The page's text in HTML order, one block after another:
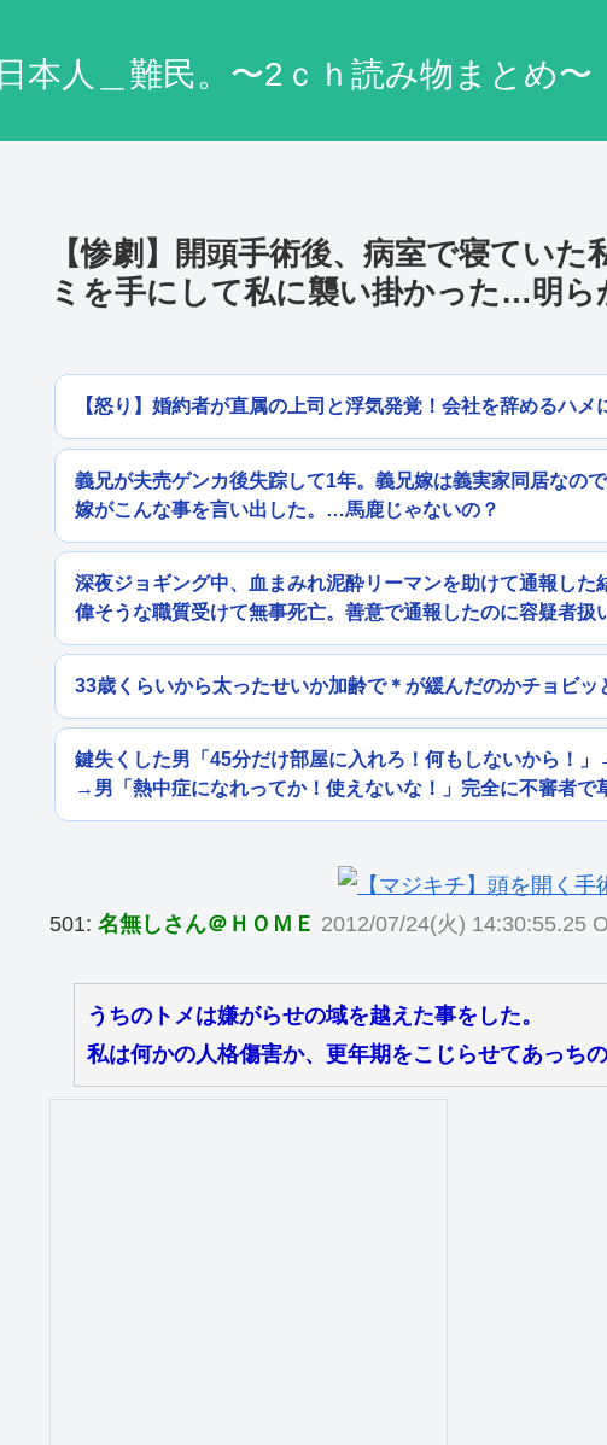
日本人＿難民。〜2ｃｈ読み物まとめ〜
【惨劇】開頭手術後、病室で寝てい
ミを手にして私に襲い掛かった…明
【怒り】婚約者が直属の上司と浮気発覚！会社を辞めるハメ
義兄が夫売ゲンカ後失踪して1年。義兄嫁は義実家同居なの
嫁がこんな事を言い出した。…馬鹿じゃないの？
深夜ジョギング中、血まみれ泥酔リーマンを助けて通報し
偉そうな職質受けて無事死亡。善意で通報したのに容疑者扱
33歳くらいから太ったせいか加齢で＊が緩んだのかチョビッ
鍵失くした男「45分だけ部屋に入れろ！何もしないから！
→男「熱中症になれってか！使えないな！」完全に不審者で
501: 名無しさん＠ＨＯＭＥ 2012/07/24(火) 14:30:55.25 O
うちのトメは嫌がらせの域を越えた事をした。
私は何かの人格傷害か、更年期をこじらせてあっち